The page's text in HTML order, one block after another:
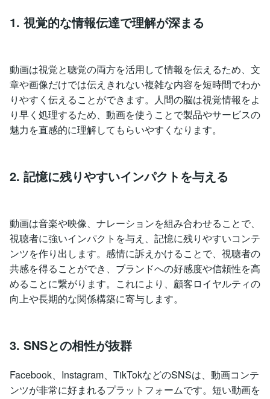
1. 視覚的な情報伝達で理解が深まる
動画は視覚と聴覚の両方を活用して情報を伝えるため、文
章や画像だけでは伝えきれない複雑な内容を短時間でわか
りやすく伝えることができます。人間の脳は視覚情報をよ
り早く処理するため、動画を使うことで製品やサービスの
魅力を直感的に理解してもらいやすくなります。
2. 記憶に残りやすいインパクトを与える
動画は音楽や映像、ナレーションを組み合わせることで、
視聴者に強いインパクトを与え、記憶に残りやすいコンテ
ンツを作り出します。感情に訴えかけることで、視聴者の
共感を得ることができ、ブランドへの好感度や信頼性を高
めることに繋がります。これにより、顧客ロイヤルティの
向上や長期的な関係構築に寄与します。
3. SNSとの相性が抜群
Facebook、Instagram、TikTokなどのSNSは、動画コンテ
ンツが非常に好まれるプラットフォームです。短い動画を